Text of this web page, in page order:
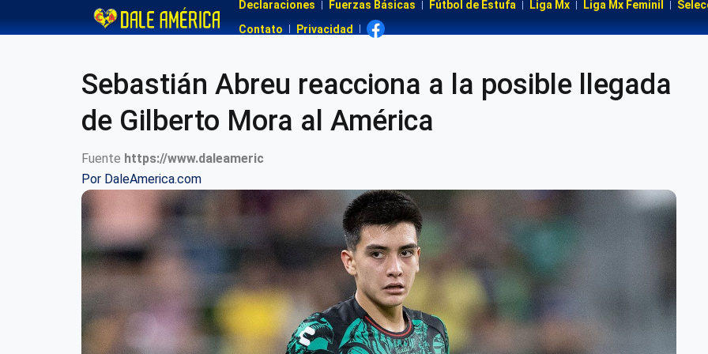
Declaraciones Fuerzas Básicas Fútbol de Estufa Liga Mx Liga Mx Feminil
Contato
Privacidad
Sebastián Abreu reacciona a la posible llegada
de Gilberto Mora al América
Fuente https://www.daleameric
Por DaleAmerica.com